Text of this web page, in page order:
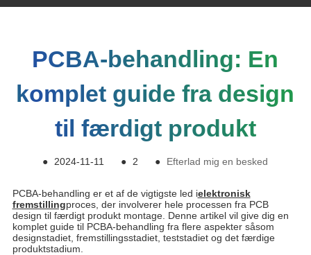
PCBA-behandling: En
komplet guide fra design
til færdigt produkt
● 2024-11-11 ● 2 ● Efterlad mig en besked
PCBA-behandling er et af de vigtigste led ielektronisk
fremstillingproces, der involverer hele processen fra PCB
design til færdigt produkt montage. Denne artikel vil give dig en
komplet guide til PCBA-behandling fra flere aspekter såsom
designstadiet, fremstillingsstadiet, teststadiet og det færdige
produktstadium.